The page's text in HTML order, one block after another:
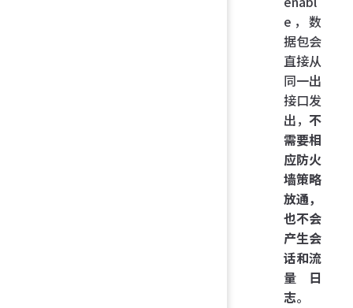
e，数
据包会
直接从
同一出
接口发
出， 不
需要相
应防火
墙策略
放通，
也不会
产生会
话和流
量日
志。